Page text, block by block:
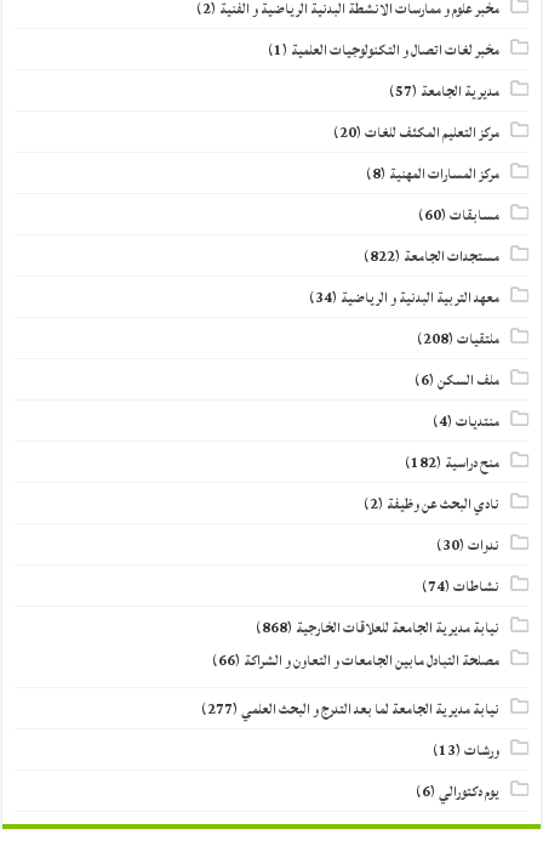
مخبر علوم و ممارسات الانشطة البدنية الرياضية و الفنية (2)
مخبر لغات اتصال و التكنولوجيات العلمية (1)
مديرية الجامعة (57)
مركز التعليم المكثف للغات(20)
مركز المسارات المهنية (8)
مسابقات(60)
مستجدات الجامعة (822)
معهد التربية البدنية و الرياضية (34)
ملتقيات(208)
ملف السكن(6)
منتديات(4)
منح دراسية (182)
نادي البحث عن وظيفة (2)
ندوات(30)
نشاطات(74)
نيابة مديرية الجامعة للعلاقات الخارجية (868)
مصلحة التبادل مابين الجامعات و التعاون و الشراكة (66)
نيابة مديرية الجامعة لما بعد التدرج و البحث العلمي(277)
ورشات(13)
يوم دكتورالي(6)